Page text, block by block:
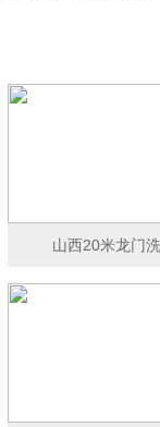
山西20米龙门